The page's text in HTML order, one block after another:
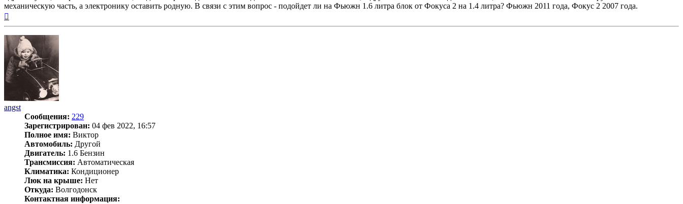
механическую часть, а электронику оставить родную. В связи с этим вопрос - подойдет ли на Фьюжн 1.6 литра блок от Фокуса 2 на 1.4 литра? Фьюжн 2011 года, Фокус 2 2007 года.
angst
Сообщения: 229
Зарегистрирован: 04 фев 2022, 16:57
Полное имя: Виктор
Автомобиль: Другой
Двигатель: 1.6 Бензин
Трансмиссия: Автоматическая
Климатика: Кондиционер
Люк на крыше: Нет
Откуда: Волгодонск
Контактная информация: